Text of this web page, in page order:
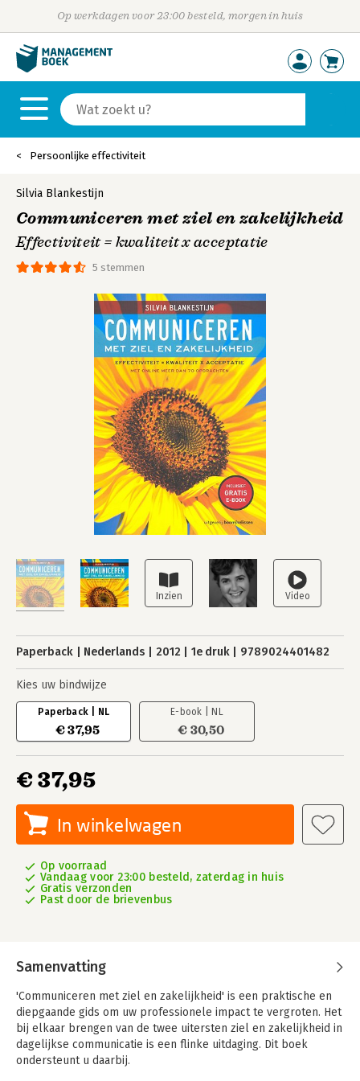
Op werkdagen voor 23:00 besteld, morgen in huis
Persoonlijke effectiviteit
5 stemmen
Silvia Blankestijn
Communiceren met ziel en zakelijkheid
Effectiviteit = kwaliteit x acceptatie
Paperback Nederlands 2012 1e druk 9789024401482
Kies uw bindwijze
Paperback | NL
€ 37,95
E-book | NL
€ 30,50
€ 37,95
In winkelwagen
Op voorraad
Vandaag voor 23:00 besteld, zaterdag in huis
Gratis verzonden
Past door de brievenbus
Samenvatting
'Communiceren met ziel en zakelijkheid' is een praktische en
diepgaande gids om uw professionele impact te vergroten. Het
bij elkaar brengen van de twee uitersten ziel en zakelijkheid in
dagelijkse communicatie is een flinke uitdaging. Dit boek
ondersteunt u daarbij.